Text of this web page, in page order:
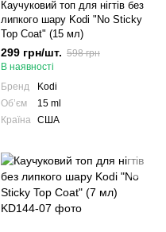
Каучуковий топ для нігтів без
липкого шару Kodi "No Sticky
Top Coat" (15 мл)
299 грн/шт. 598 грн
В наявності
Бренд
Kodi
Обʼєм
15 ml
Країна США